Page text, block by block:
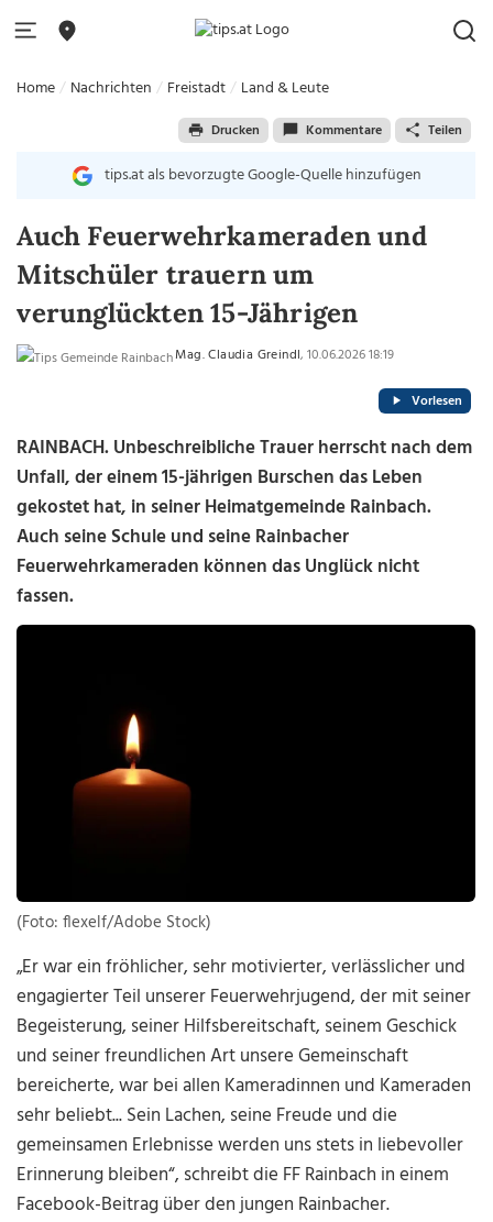
Home Nachrichten Freistadt Land & Leute
Drucken Kommentare Teilen
tips.at als bevorzugte Google-Quelle hinzufügen
Auch Feuerwehrkameraden und
Mitschüler trauern um
verunglückten 15-Jährigen
Mag. Claudia Greindl, 10.06.2026 18:19
Vorlesen
RAINBACH. Unbeschreibliche Trauer herrscht nach dem
Unfall, der einem 15-jährigen Burschen das Leben
gekostet hat, in seiner Heimatgemeinde Rainbach.
Auch seine Schule und seine Rainbacher
Feuerwehrkameraden können das Unglück nicht
fassen.
(Foto: flexelf/Adobe Stock)
„Er war ein fröhlicher, sehr motivierter, verlässlicher und
engagierter Teil unserer Feuerwehrjugend, der mit seiner
Begeisterung, seiner Hilfsbereitschaft, seinem Geschick
und seiner freundlichen Art unsere Gemeinschaft
bereicherte, war bei allen Kameradinnen und Kameraden
sehr beliebt... Sein Lachen, seine Freude und die
gemeinsamen Erlebnisse werden uns stets in liebevoller
Erinnerung bleiben“, schreibt die FF Rainbach in einem
Facebook-Beitrag über den jungen Rainbacher.